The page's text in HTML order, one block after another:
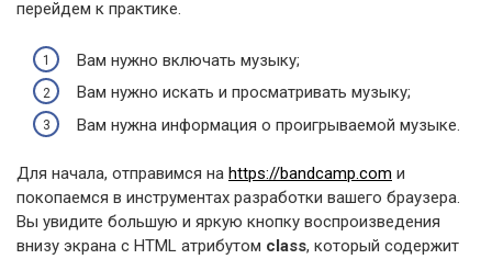
перейдем к практике.
Вам нужно включать музыку;
Вам нужно искать и просматривать музыку;
Вам нужна информация о проигрываемой музыке.
Для начала, отправимся на https://bandcamp.com и
покопаемся в инструментах разработки вашего браузера.
Вы увидите большую и яркую кнопку воспроизведения
внизу экрана с HTML атрибутом class, который содержит